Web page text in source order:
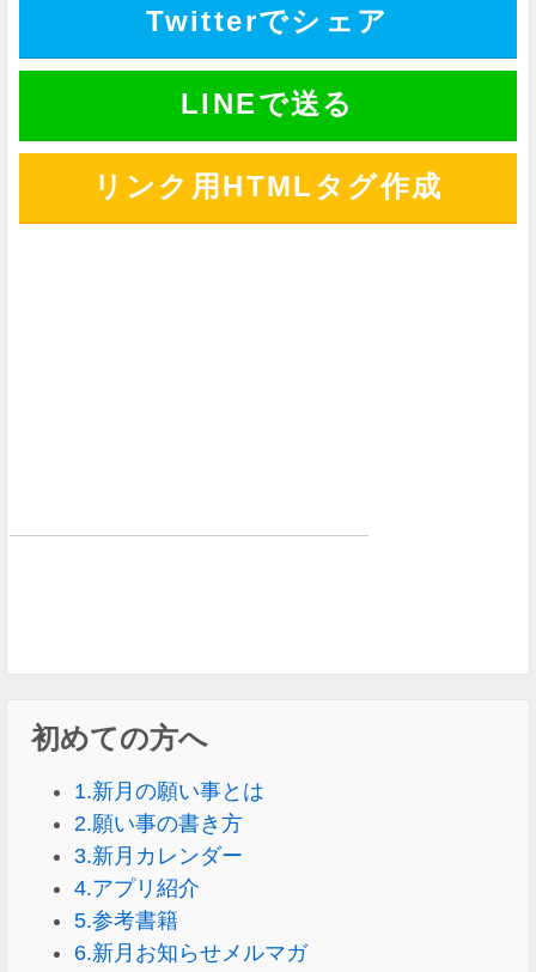
Twitterでシェア
LINEで送る
リンク用HTMLタグ作成
初めての方へ
1.新月の願い事とは
2.願い事の書き方
3.新月カレンダー
4.アプリ紹介
5.参考書籍
6.新月お知らせメルマガ